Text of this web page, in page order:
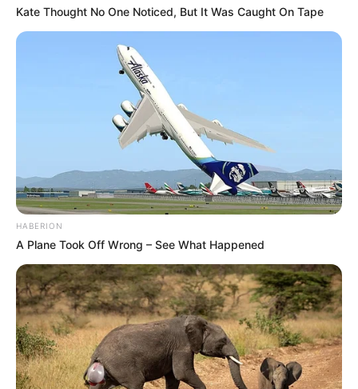
Kate Thought No One Noticed, But It Was Caught On Tape
HABERION
A Plane Took Off Wrong – See What Happened